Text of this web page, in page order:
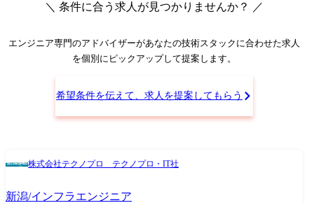
＼ 条件に合う求人が見つかりませんか？ ／
エンジニア専門のアドバイザーがあなたの技術スタックに合わせた求人
を個別にピックアップして提案します。
希望条件を伝えて、求人を提案してもらう
株式会社テクノプロ テクノプロ・IT社
新潟/インフラエンジニア